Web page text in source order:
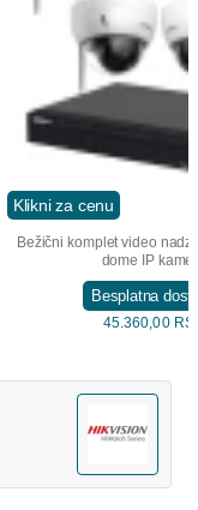
Klikni za cenu
Bežični komplet video
dome IP
Besplatna
45.360,00